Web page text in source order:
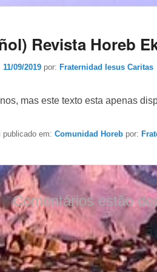
Revista Horeb
11/09/2019 por: Fraternidad Iesus Caritas
mas este texto esta apenas
em: Comunidad Horeb por:
Comentários estão